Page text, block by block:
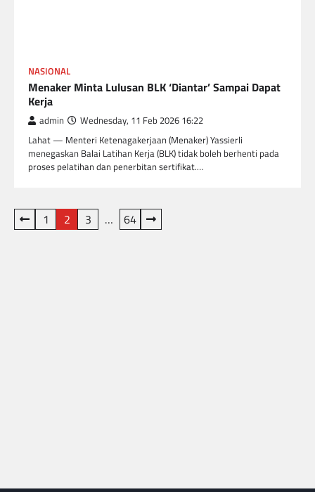
NASIONAL
Menaker Minta Lulusan BLK ‘Diantar’ Sampai Dapat
Kerja
admin Wednesday, 11 Feb 2026 16:22
Lahat — Menteri Ketenagakerjaan (Menaker) Yassierli
menegaskan Balai Latihan Kerja (BLK) tidak boleh berhenti pada
proses pelatihan dan penerbitan sertifikat.…
Posts
1 2 3 … 64